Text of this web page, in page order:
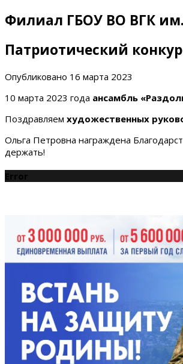
Филиал ГБОУ ВО ВГК
Патриотический
Опубликовано 16 марта 2023
10 марта 2023 года ансамбль
Поздравляем художественных
Ольга Петровна награждена
держать!
Error